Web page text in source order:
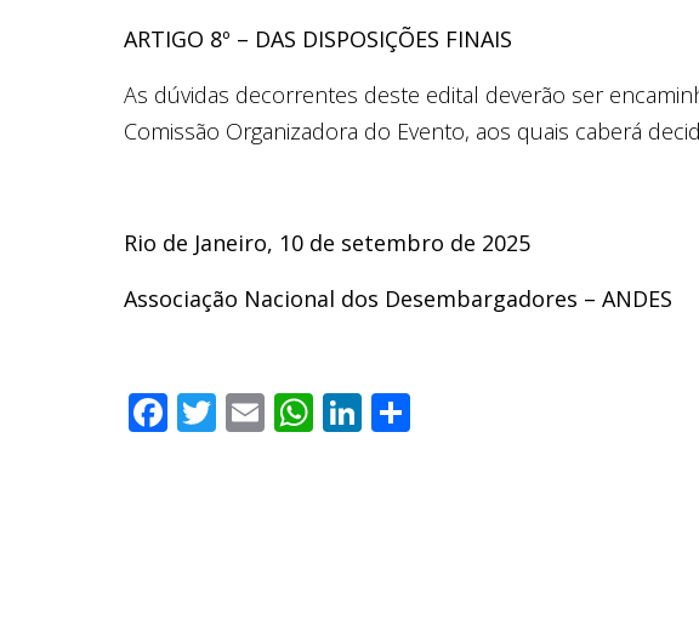
ARTIGO 8º – DAS DISPOSIÇÕES FINAIS
As dúvidas decorrentes deste edital deverão ser
Comissão Organizadora do Evento, aos quais caberá
Rio de Janeiro, 10 de setembro de 2025
Associação Nacional dos Desembargadores – ANDES
Facebook
Twitter
EmailWhatsApp
LinkedIn